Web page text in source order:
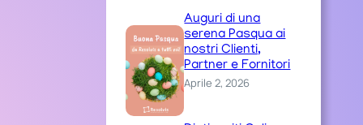
Auguri di una
serena Pasqua ai
nostri Clienti,
Partner e Fornitori
Aprile 2, 2026